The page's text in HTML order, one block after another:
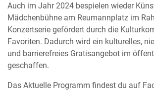
Auch im Jahr 2024 bespielen wieder
Mädchenbühne am Reumannplatz im
Konzertserie gefördert durch die
Favoriten. Dadurch wird ein kulturelles,
und barrierefreies Gratisangebot im
geschaffen.
Das Aktuelle Programm findest du auf